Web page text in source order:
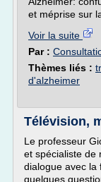
et méprise sur
Voir la suite
Par :
Thèmes liés :
d'alzheimer
Télévision,
Le professeur
et spécialiste de
dialogue avec la
quelques